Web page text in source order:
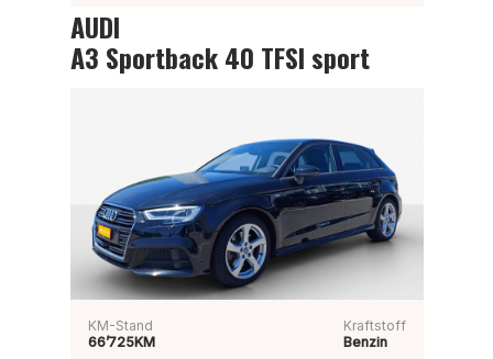
AUDI
A3 Sportback 40 TFSI sport
KM-Stand
66’725KM
Kraftstoff
Benzin